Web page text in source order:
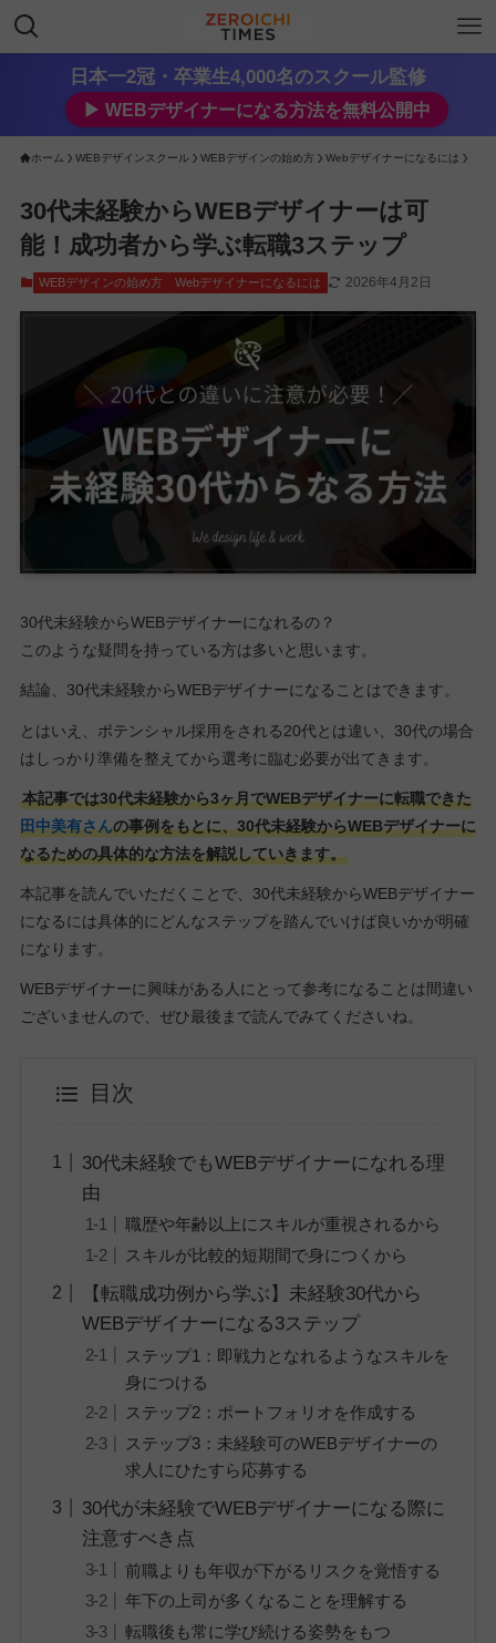
日本一2冠・卒業生4,000名のスクール監修
▶︎ WEBデザイナーになる方法を無料公開中
ホーム WEBデザインスクール WEBデザインの始め方 Webデザイナーになるには
30代未経験からWEBデザイナーは可
能！成功者から学ぶ転職3ステップ
WEBデザインの始め方 Webデザイナーになるには 2026年4月2日
30代未経験からWEBデザイナーになれるの？
このような疑問を持っている方は多いと思います。
結論、30代未経験からWEBデザイナーになることはできます。
とはいえ、ポテンシャル採用をされる20代とは違い、30代の場合
はしっかり準備を整えてから選考に臨む必要が出てきます。
本記事では30代未経験から3ヶ月でWEBデザイナーに転職できた
田中美有さんの事例をもとに、30代未経験からWEBデザイナーに
なるための具体的な方法を解説していきます。
本記事を読んでいただくことで、30代未経験からWEBデザイナー
になるには具体的にどんなステップを踏んでいけば良いかが明確
になります。
WEBデザイナーに興味がある人にとって参考になることは間違い
ございませんので、ぜひ最後まで読んでみてくださいね。
目次
30代未経験でもWEBデザイナーになれる理
由
職歴や年齢以上にスキルが重視されるから
スキルが比較的短期間で身につくから
【転職成功例から学ぶ】未経験30代から
WEBデザイナーになる3ステップ
ステップ1：即戦力となれるようなスキルを
身につける
ステップ2：ポートフォリオを作成する
ステップ3：未経験可のWEBデザイナーの
求人にひたすら応募する
30代が未経験でWEBデザイナーになる際に
注意すべき点
前職よりも年収が下がるリスクを覚悟する
年下の上司が多くなることを理解する
転職後も常に学び続ける姿勢をもつ